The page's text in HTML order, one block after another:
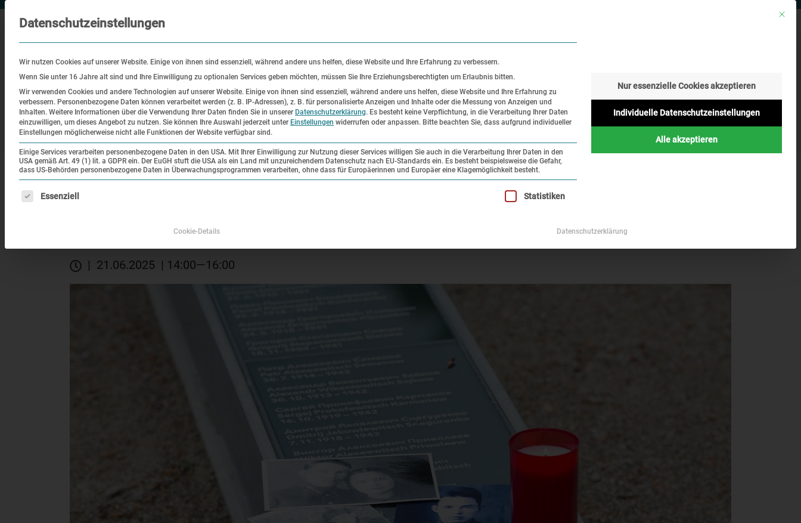
Besuch Bildung
Historischer
Ort
Ausstellungen
Forschung und
Sammlung
Geschichte
Online
Aktuelles
Startseite | Veranstaltungen | Gedenkort ehemaliger SS-Schießplatz Hebertshausen
Gedenkort ehemaliger SS-Schießplatz Hebertshausen
| 21.06.2025 | 14:00—16:00
Mit
Datenschutzeinstellungen
Wir nutzen Cookies auf unserer Website. Einige von ihnen sind essenziell, während andere uns helfen, diese Website und Ihre Erfahrung zu verbessern.
Wenn Sie unter 16 Jahre alt sind und Ihre Einwilligung zu optionalen Services geben möchten, müssen Sie Ihre Erziehungsberechtigten um Erlaubnis bitten.
Wir verwenden Cookies und andere Technologien auf unserer Website. Einige von ihnen sind essenziell, während andere uns helfen, diese Website und Ihre Erfahrung zu
verbessern. Personenbezogene Daten können verarbeitet werden (z. B. IP-Adressen), z. B. für personalisierte Anzeigen und Inhalte oder die Messung von Anzeigen und
Inhalten. Weitere Informationen über die Verwendung Ihrer Daten finden Sie in unserer Datenschutzerklärung. Es besteht keine Verpflichtung, in die Verarbeitung Ihrer Daten
einzuwilligen, um dieses Angebot zu nutzen. Sie können Ihre Auswahl jederzeit unter Einstellungen widerrufen oder anpassen. Bitte beachten Sie, dass aufgrund individueller
Einstellungen möglicherweise nicht alle Funktionen der Website verfügbar sind.
Einige Services verarbeiten personenbezogene Daten in den USA. Mit Ihrer Einwilligung zur Nutzung dieser Services willigen Sie auch in die Verarbeitung Ihrer Daten in den
USA gemäß Art. 49 (1) lit. a GDPR ein. Der EuGH stuft die USA als ein Land mit unzureichendem Datenschutz nach EU-Standards ein. Es besteht beispielsweise die Gefahr,
dass US-Behörden personenbezogene Daten in Überwachungsprogrammen verarbeiten, ohne dass für Europäerinnen und Europäer eine Klagemöglichkeit besteht.
Es folgt eine Liste der Service-Gruppen, für die eine Einwilligung erteilt werden kann. Die erste Service-Gruppe ist essenziell und kann nicht abgewählt werden.
Essenziell Statistiken
Nur essenzielle Cookies akzeptieren
Individuelle Datenschutzeinstellungen
Alle akzeptieren
Cookie-Details Datenschutzerklärung